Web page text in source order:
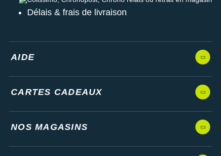
Délais & frais de livraison
AIDE
CARTES CADEAUX
NOS MAGASINS